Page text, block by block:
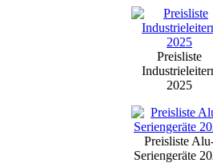
Preisliste
2025
Preisliste
Seriengeräte